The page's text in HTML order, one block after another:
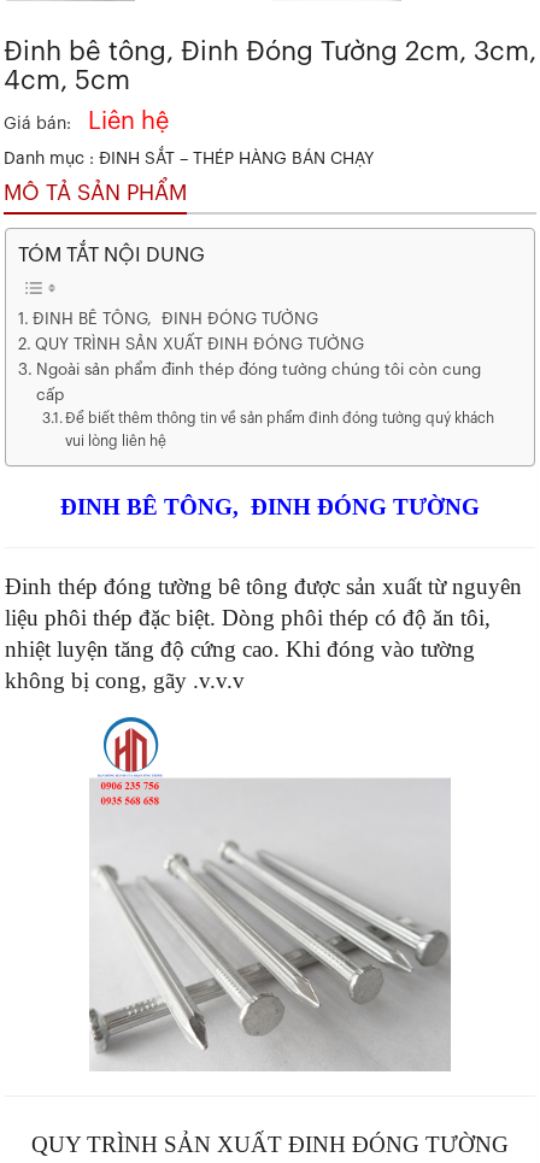
Đinh bê tông, Đinh Đóng Tường 2cm, 3cm,
4cm, 5cm
Giá bán: Liên hệ
Danh mục : ĐINH SẮT – THÉP HÀNG BÁN CHẠY
MÔ TẢ SẢN PHẨM
TÓM TẮT NỘI DUNG
ĐINH BÊ TÔNG, ĐINH ĐÓNG TƯỜNG
QUY TRÌNH SẢN XUẤT ĐINH ĐÓNG TƯỜNG
Ngoài sản phẩm đinh thép đóng tường chúng tôi còn cung
cấp
Để biết thêm thông tin về sản phẩm đinh đóng tường quý khách
vui lòng liên hệ
ĐINH BÊ TÔNG, ĐINH ĐÓNG TƯỜNG
Đinh thép đóng tường bê tông được sản xuất từ nguyên
liệu phôi thép đặc biệt. Dòng phôi thép có độ ăn tôi,
nhiệt luyện tăng độ cứng cao. Khi đóng vào tường
không bị cong, gãy .v.v.v
QUY TRÌNH SẢN XUẤT ĐINH ĐÓNG TƯỜNG